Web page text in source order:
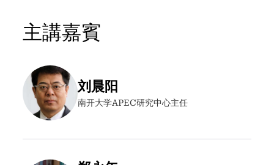
主講嘉賓
刘晨阳
南开大学APEC研究中心主任